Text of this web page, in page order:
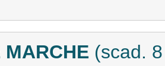
MARCHE (scad.